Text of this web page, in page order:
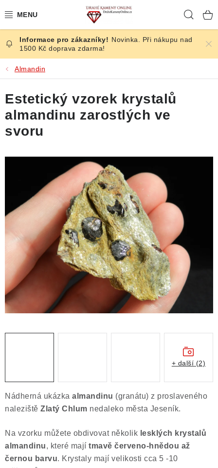
na
ČESKÉ KAMENY
ŠPERKY
KAMENY ZE SVĚTA
BROUŠENÉ
KRYSTALY
NALEZIŠTĚ
NÁŠ PŘÍBĚH
VIDEOGALERIE
Výkup minerálů a drahých kamenů
Formulář pro odstoupení od smlouvy
Poučení o právu na odstoupení od smlouvy
Novinka. Při nákupu nad
1500 Kč doprava zdarma!
Almandin
Nádherná ukázka almandinu (granátu) z proslaveného
naleziště Zlatý Chlum nedaleko města Jeseník.
Na vzorku můžete obdivovat několik lesklých krystalů
almandinu, které mají tmavě červeno-hnědou až
černou barvu. Krystaly mají velikosti cca 5 -10
Estetický vzorek krystalů
almandinu zarostlých ve
svoru
+ další (2)